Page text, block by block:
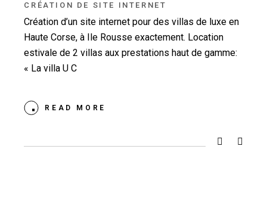
CRÉATION DE SITE INTERNET
Création d’un site internet pour des villas de luxe en
Haute Corse, à Ile Rousse exactement. Location
estivale de 2 villas aux prestations haut de gamme:
« La villa U C
READ MORE